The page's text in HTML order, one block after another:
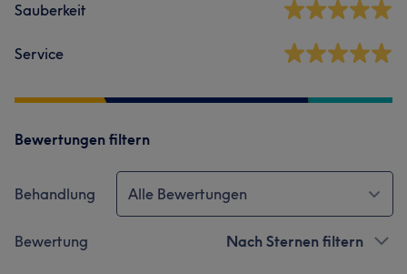
Sauberkeit
Service
Bewertungen filtern
Behandlung Alle Bewertungen
Bewertung Nach Sternen filtern